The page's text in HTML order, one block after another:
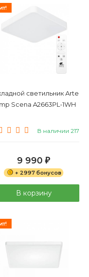
светильник Arte
Scena A2663PL-1WH
В наличии 217
9 990 ₽
+ 2997 бонусов
В корзину